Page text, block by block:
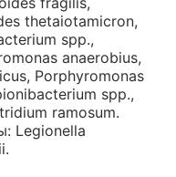
thetaiotamicron,
spp.,
anaerobius,
Porphyromonas
spp.,
ramosum.
Legionella